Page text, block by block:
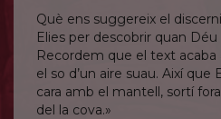
Què ens suggereix el
Elies per descobrir quan
Recordem que el text acaba
el so d’un aire suau. Així que
cara amb el mantell, sortí
del la cova.»